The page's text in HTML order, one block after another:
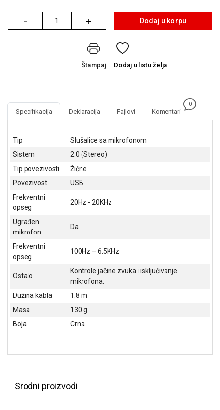
FOTOAPARATI
SIGURNOSNA
OPREMA
SOFTWARE
KABLOVI I
ADAPTERI
KANCELARIJSKI
MATERIJAL
ZA
KUĆU
ŠKOLSKI
ALAT I
OUTLET
-
Količina + Dodaj u korpu
Štampaj Dodaj u listu želja
Specifikacija Deklaracija Fajlovi Komentari
0
Tip
Slušalice sa mikrofonom
Sistem
2.0 (Stereo)
Tip povezivosti
Žične
Povezivost
USB
Frekventni
opseg
20Hz - 20KHz
Ugrađen
mikrofon
Da
Frekventni
opseg
100Hz – 6.5KHz
Ostalo
Kontrole jačine zvuka i isključivanje
mikrofona.
Dužina kabla
1.8 m
Masa
130 g
Boja
Crna
Srodni proizvodi